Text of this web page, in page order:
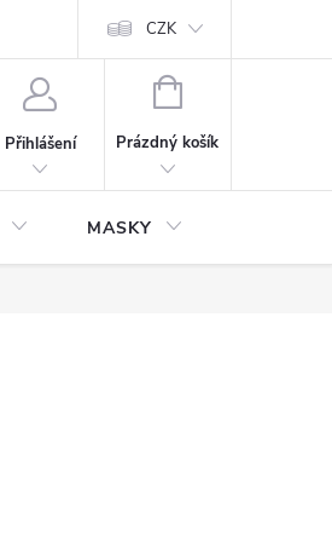
CZK
Přihlášení
NÁKUPNÍ
Prázdný košík
MASKY